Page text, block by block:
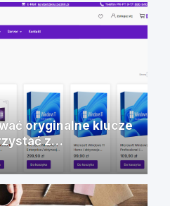
oryginalne klucze
z